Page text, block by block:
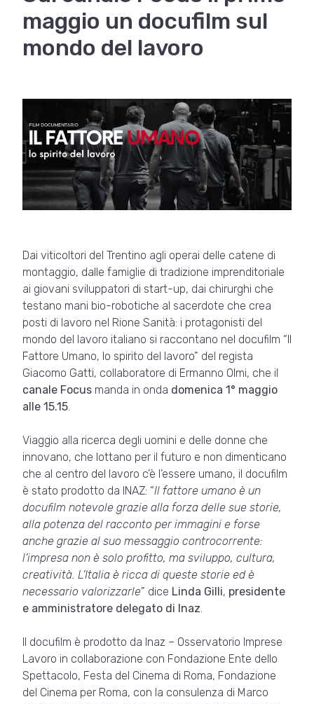
maggio un docufilm sul
mondo del lavoro
Dai viticoltori del Trentino agli operai delle catene di
montaggio, dalle famiglie di tradizione imprenditoriale
ai giovani sviluppatori di start-up, dai chirurghi che
testano mani bio-robotiche al sacerdote che crea
posti di lavoro nel Rione Sanità: i protagonisti del
mondo del lavoro italiano si raccontano nel docufilm “Il
Fattore Umano, lo spirito del lavoro” del regista
Giacomo Gatti, collaboratore di Ermanno Olmi, che il
canale Focus manda in onda domenica 1° maggio
alle 15.15.
Viaggio alla ricerca degli uomini e delle donne che
innovano, che lottano per il futuro e non dimenticano
che al centro del lavoro c’è l’essere umano, il docufilm
è stato prodotto da INAZ: “Il fattore umano è un
docufilm notevole grazie alla forza delle sue storie,
alla potenza del racconto per immagini e forse
anche grazie al suo messaggio controcorrente:
l’impresa non è solo profitto, ma sviluppo, cultura,
creatività. L’Italia è ricca di queste storie ed è
necessario valorizzarle” dice Linda Gilli, presidente
e amministratore delegato di Inaz.
Il docufilm è prodotto da Inaz – Osservatorio Imprese
Lavoro in collaborazione con Fondazione Ente dello
Spettacolo, Festa del Cinema di Roma, Fondazione
del Cinema per Roma, con la consulenza di Marco